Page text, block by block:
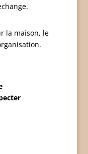
la maison, le